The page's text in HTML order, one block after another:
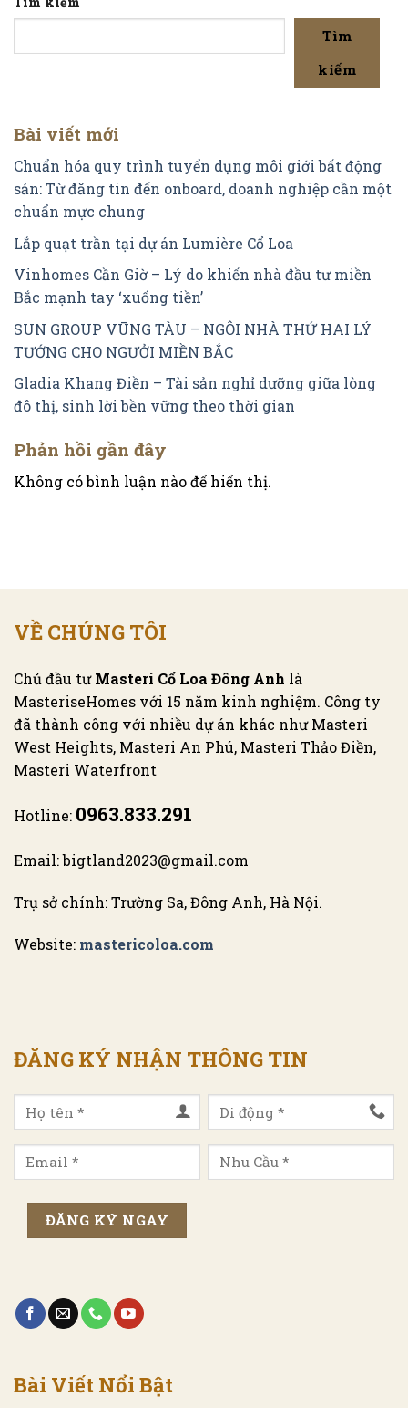
Tìm
kiếm
Bài viết mới
Chuẩn hóa quy trình tuyển dụng môi giới bất động
sản: Từ đăng tin đến onboard, doanh nghiệp cần một
chuẩn mực chung
Lắp quạt trần tại dự án Lumière Cổ Loa
Vinhomes Cần Giờ – Lý do khiến nhà đầu tư miền
Bắc mạnh tay ‘xuống tiền’
SUN GROUP VŪNG TÀU – NGÔI NHÀ THỨ HAI LÝ
TƯỚNG CHO NGƯỞI MIỀN BẮC
Gladia Khang Điền – Tài sản nghỉ dưỡng giữa lòng
đô thị, sinh lời bền vững theo thời gian
Phản hồi gần đây
Không có bình luận nào để hiển thị.
VỀ CHÚNG TÔI
Chủ đầu tưMasteri Cổ Loa Đông Anh là
MasteriseHomes với 15 năm kinh nghiệm. Công ty
đã thành công với nhiều dự án khác như Masteri
West Heights, Masteri An Phú, Masteri Thảo Điền,
Masteri Waterfront
Hotline: 0963.833.291
Email: bigtland2023@gmail.com
Trụ sở chính: Trường Sa, Đông Anh, Hà Nội.
Website: mastericoloa.com
ĐĂNG KÝ NHẬN THÔNG TIN
Bài Viết Nổi Bật